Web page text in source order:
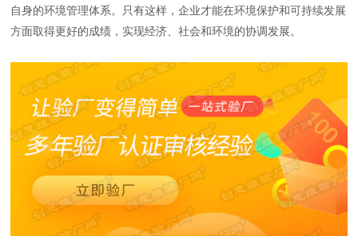
自身的环境管理体系。只有这样，企业才能在环境保护和可持续发展
方面取得更好的成绩，实现经济、社会和环境的协调发展。